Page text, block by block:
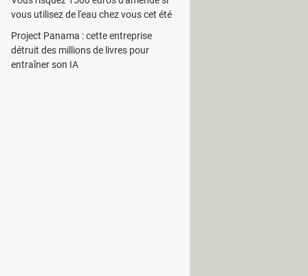
plausible. Comme le souligne
des interruptions de
cuivre, avec prise téléphonique
traditionnelle sera encore capable
capables de l'alimenter
passifs "à l'ancienne",
plupart des modèles actuels
vous utilisez de l'eau chez vous cet été
Project Panama : cette entreprise
détruit des millions de livres pour
entraîner son IA